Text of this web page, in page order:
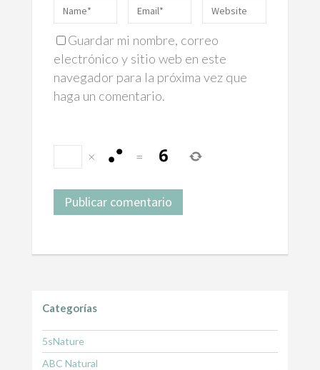
Guardar mi nombre, correo
electrónico y sitio web en este
navegador para la próxima vez que
haga un comentario.
× =
Categorías
5sNature
ABC Natural